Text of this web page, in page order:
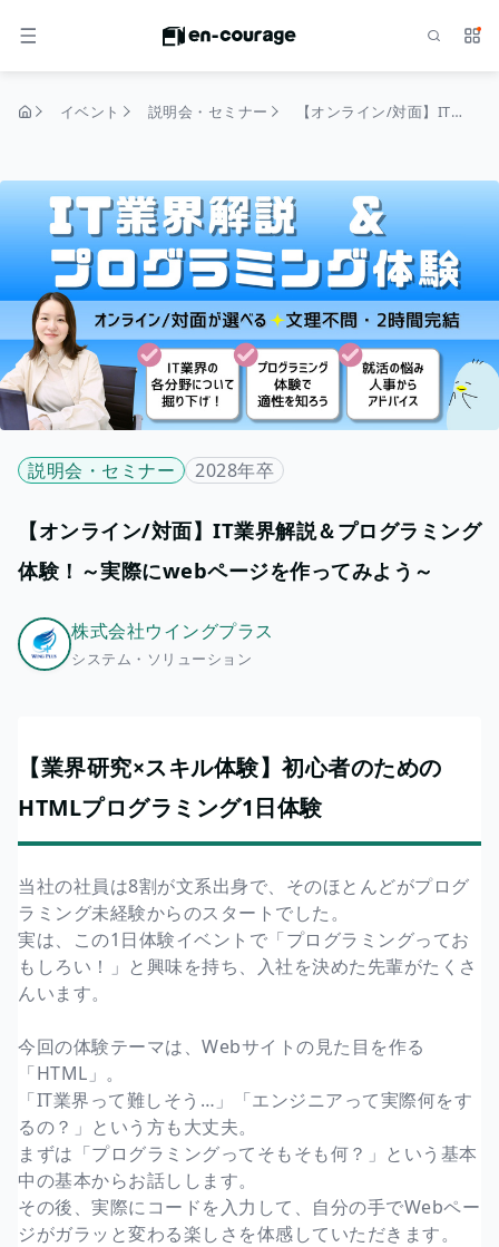
メニュー サ
イベント 説明会・セミナー 【オンライン/対面】IT業界解説＆プログラミング体験！～実際にwebページを作ってみよう～
説明会・セミナー 2028年卒
【オンライン/対面】IT業界解説＆プログラミング
体験！～実際にwebページを作ってみよう～
株式会社ウイングプラス
システム・ソリューション
【業界研究×スキル体験】初心者のための
HTMLプログラミング1日体験
当社の社員は8割が文系出身で、そのほとんどがプログ
ラミング未経験からのスタートでした。
実は、この1日体験イベントで「プログラミングってお
もしろい！」と興味を持ち、入社を決めた先輩がたくさ
んいます。
今回の体験テーマは、Webサイトの見た目を作る
「HTML」。
「IT業界って難しそう…」「エンジニアって実際何をす
るの？」という方も大丈夫。
まずは「プログラミングってそもそも何？」という基本
中の基本からお話しします。
その後、実際にコードを入力して、自分の手でWebペー
ジがガラッと変わる楽しさを体感していただきます。